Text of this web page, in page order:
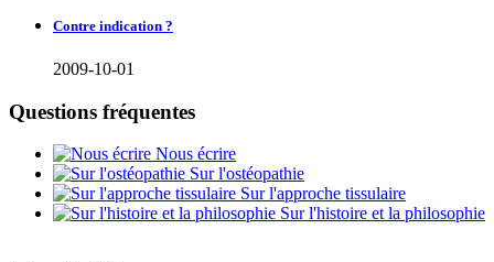
Contre indication ?
2009-10-01
Questions fréquentes
Nous écrire
Sur l'ostéopathie
Sur l'approche tissulaire
Sur l'histoire et la philosophie